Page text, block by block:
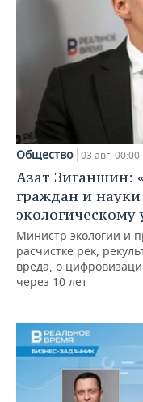
Общество 03 авг, 00:00
Азат Зиганшин:
граждан и
экологическому
Министр экологии и
расчистке рек,
вреда, о
через 10 лет